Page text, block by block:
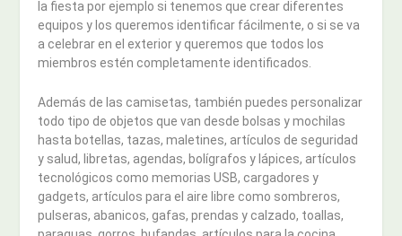
la fiesta por ejemplo si tenemos que crear diferentes
equipos y los queremos identificar fácilmente, o si se va
a celebrar en el exterior y queremos que todos los
miembros estén completamente identificados.
Además de las camisetas, también puedes personalizar
todo tipo de objetos que van desde bolsas y mochilas
hasta botellas, tazas, maletines, artículos de seguridad
y salud, libretas, agendas, bolígrafos y lápices, artículos
tecnológicos como memorias USB, cargadores y
gadgets, artículos para el aire libre como sombreros,
pulseras, abanicos, gafas, prendas y calzado, toallas,